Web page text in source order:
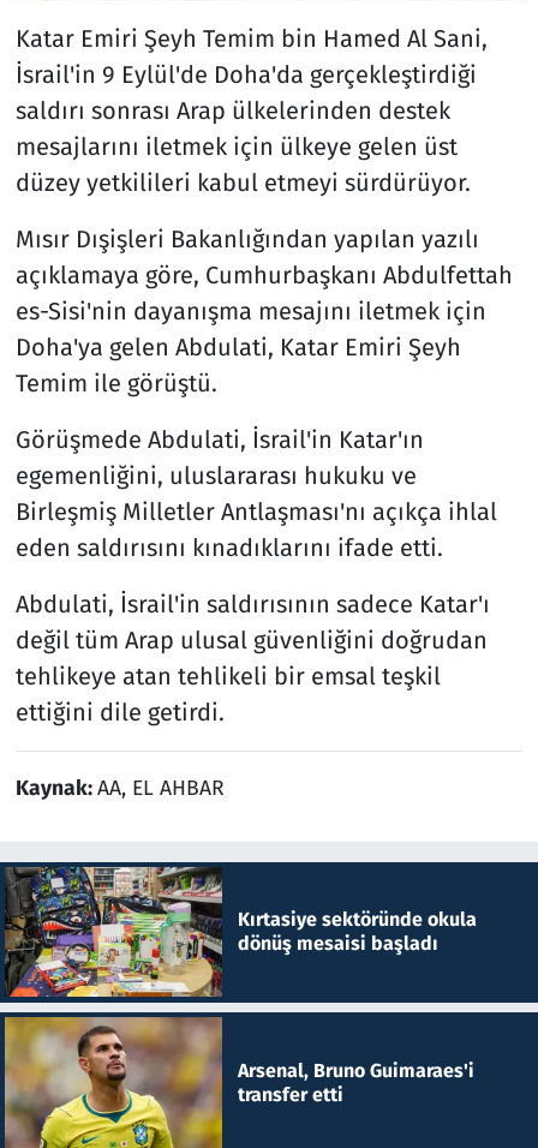
Katar Emiri Şeyh Temim bin Hamed Al Sani,
İsrail'in 9 Eylül'de Doha'da gerçekleştirdiği
saldırı sonrası Arap ülkelerinden destek
mesajlarını iletmek için ülkeye gelen üst
düzey yetkilileri kabul etmeyi sürdürüyor.
Mısır Dışişleri Bakanlığından yapılan yazılı
açıklamaya göre, Cumhurbaşkanı Abdulfettah
es-Sisi'nin dayanışma mesajını iletmek için
Doha'ya gelen Abdulati, Katar Emiri Şeyh
Temim ile görüştü.
Görüşmede Abdulati, İsrail'in Katar'ın
egemenliğini, uluslararası hukuku ve
Birleşmiş Milletler Antlaşması'nı açıkça ihlal
eden saldırısını kınadıklarını ifade etti.
Abdulati, İsrail'in saldırısının sadece Katar'ı
değil tüm Arap ulusal güvenliğini doğrudan
tehlikeye atan tehlikeli bir emsal teşkil
ettiğini dile getirdi.
Kaynak:AA, EL AHBAR
Kırtasiye sektöründe okula
dönüş mesaisi başladı
Arsenal, Bruno Guimaraes'i
transfer etti